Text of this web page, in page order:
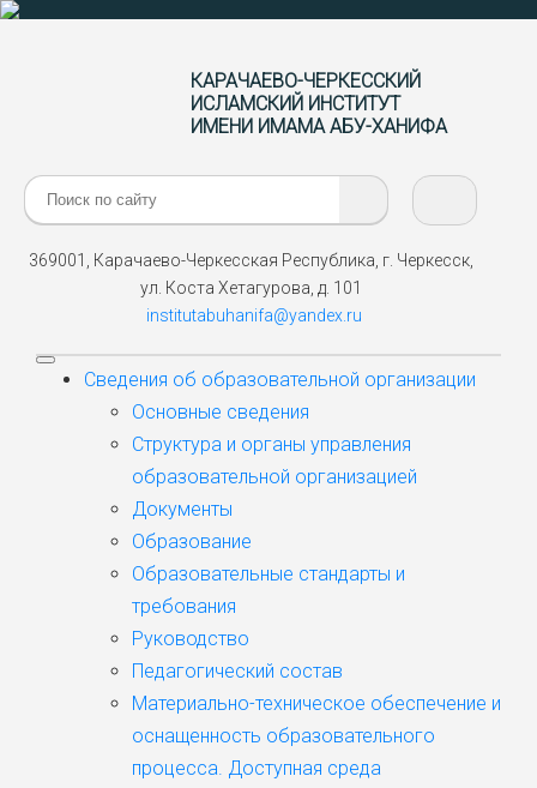
КАРАЧАЕВО-ЧЕРКЕССКИЙ
ИСЛАМСКИЙ ИНСТИТУТ
ИМЕНИ ИМАМА АБУ-ХАНИФА
Поиск:
369001, Карачаево-Черкесская Республика, г. Черкесск,
ул. Коста Хетагурова, д. 101
institutabuhanifa@yandex.ru
Сведения об образовательной организации
Основные сведения
Структура и органы управления
образовательной организацией
Документы
Образование
Образовательные стандарты и
требования
Руководство
Педагогический состав
Материально-техническое обеспечение и
оснащенность образовательного
процесса. Доступная среда